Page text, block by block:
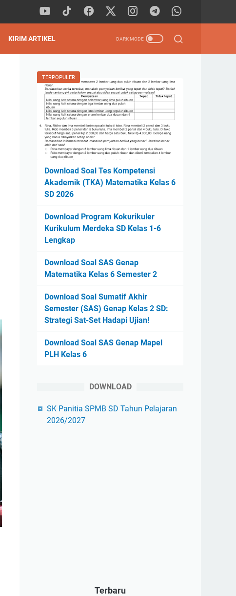
KIRIM ARTIKEL
TERPOPULER
Download Soal Tes Kompetensi
Akademik (TKA) Matematika Kelas 6
SD 2026
Download Program Kokurikuler
Kurikulum Merdeka SD Kelas 1-6
Lengkap
Download Soal SAS Genap
Matematika Kelas 6 Semester 2
Download Soal Sumatif Akhir
Semester (SAS) Genap Kelas 2 SD:
Strategi Sat-Set Hadapi Ujian!
Download Soal SAS Genap Mapel
PLH Kelas 6
DOWNLOAD
SK Panitia SPMB SD Tahun Pelajaran
2026/2027
Terbaru